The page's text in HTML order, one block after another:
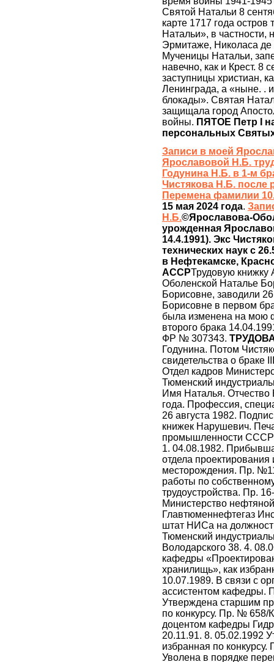
Святой Натальи 8
карте 1717 года
Натальи», в
Эрмитаже, Николаса
Мученицы Натальи,
навечно, как и Крест. 8
заступницы христиан,
Ленинграда, а «ныне. .
блокады». Святая
защищала город
войны. ПЯТОЕ Петр I
персональных
Записи в моей
Ярославовой Н.Б.
Годунина Н.Б. в 1-м
Чистякова Н.Б. после
Перемена фамилии
15 мая 2024 года.
Н.Б.©Ярославова-
урожденная
14.4.1991). Экс
технических наук c
в Нефтекамске,
АССРТрудовую
Оболенской Наталье
Борисовне, заводили
Борисовне в первом
была изменена на мою
второго брака
ФР № 307343.
Годунина. Потом
свидетельства о
Отдел кадров
Тюменский
Имя Наталья.
года. Профессия,
26 августа 1982.
книжек Нарушевич.
промышленности
1. 04.08.1982.
отдела
месторождения. Пр.
работы по
трудоустройства. Пр.
Министерство
Главтюменнефтегаз
штат НИСа на
Тюменский
Володарского 38. 4.
кафедры
хранилищь», как
10.07.1989. В связи с
ассистентом кафедры.
Утверждена старшим
по конкурсу. Пр. № 658/
доцентом кафедры
20.11.91. 8. 05.02.1992
избранная по
Уволена в порядке